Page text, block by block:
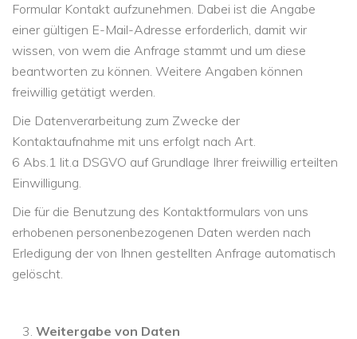
Formular Kontakt aufzunehmen. Dabei ist die Angabe
einer gültigen E-Mail-Adresse erforderlich, damit wir
wissen, von wem die Anfrage stammt und um diese
beantworten zu können. Weitere Angaben können
freiwillig getätigt werden.
Die Datenverarbeitung zum Zwecke der
Kontaktaufnahme mit uns erfolgt nach Art.
6 Abs.1 lit.a DSGVO auf Grundlage Ihrer freiwillig erteilten
Einwilligung.
Die für die Benutzung des Kontaktformulars von uns
erhobenen personenbezogenen Daten werden nach
Erledigung der von Ihnen gestellten Anfrage automatisch
gelöscht.
Weitergabe von Daten